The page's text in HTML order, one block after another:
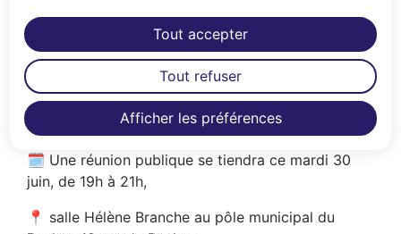
Afficher les préférences
Tout accepter
Tout refuser
📢 Il est encore temps de donner votre avis sur
vos pratiques du vélo et de la marche et vos
souhaits en termes d’aménagement du territoire.
Pour ce faire :
🗓️ Une réunion publique se tiendra ce mardi 30
juin, de 19h à 21h,
📍 salle Hélène Branche au pôle municipal du